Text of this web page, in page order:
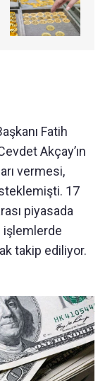
Fatih
Akçay’ın
vermesi,
17
piyasada
işlemlerde
takip ediliyor.